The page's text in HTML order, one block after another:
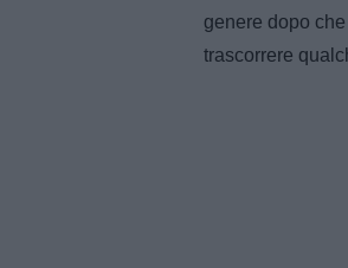
genere dopo
trascorrere